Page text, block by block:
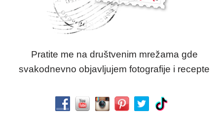
Pratite me na društvenim mrežama gde
svakodnevno objavljujem fotografije i recepte